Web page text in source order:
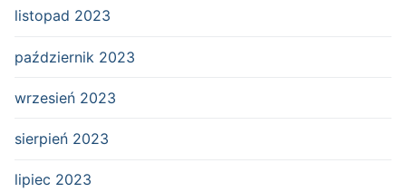
listopad 2023
październik 2023
wrzesień 2023
sierpień 2023
lipiec 2023